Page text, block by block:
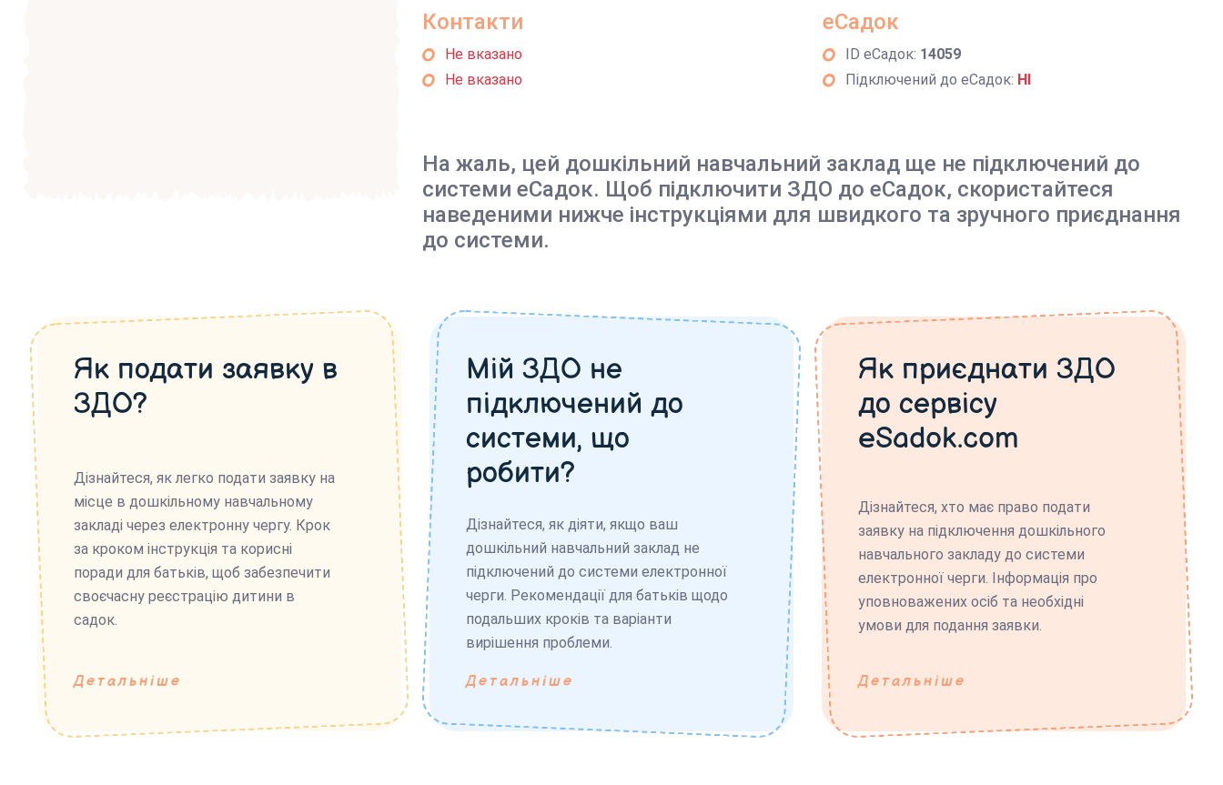
Контакти
Не вказано
Не вказано
еСадок
ID еСадок: 14059
Підключений до еСадок: НІ
На жаль, цей дошкільний навчальний заклад ще не підключений до
системи еСадок. Щоб підключити ЗДО до еСадок, скористайтеся
наведеними нижче інструкціями для швидкого та зручного приєднання
до системи.
Як подати заявку в
ЗДО?
Дізнайтеся, як легко подати заявку на
місце в дошкільному навчальному
закладі через електронну чергу. Крок
за кроком інструкція та корисні
поради для батьків, щоб забезпечити
своєчасну реєстрацію дитини в
садок.
Детальніше
Мій ЗДО не
підключений до
системи, що
робити?
Дізнайтеся, як діяти, якщо ваш
дошкільний навчальний заклад не
підключений до системи електронної
черги. Рекомендації для батьків щодо
подальших кроків та варіанти
вирішення проблеми.
Детальніше
Як приєднати ЗДО
до сервісу
eSadok.com
Дізнайтеся, хто має право подати
заявку на підключення дошкільного
навчального закладу до системи
електронної черги. Інформація про
уповноважених осіб та необхідні
умови для подання заявки.
Детальніше